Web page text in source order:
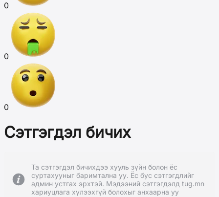
0
0
0
Сэтгэгдэл бичих
Та сэтгэгдэл бичихдээ хууль зүйн болон ёс
суртахууныг баримтална уу. Ёс бус сэтгэгдлийг
админ устгах эрхтэй. Мэдээний сэтгэгдэлд tug.mn
хариуцлага хүлээхгүй болохыг анхаарна уу